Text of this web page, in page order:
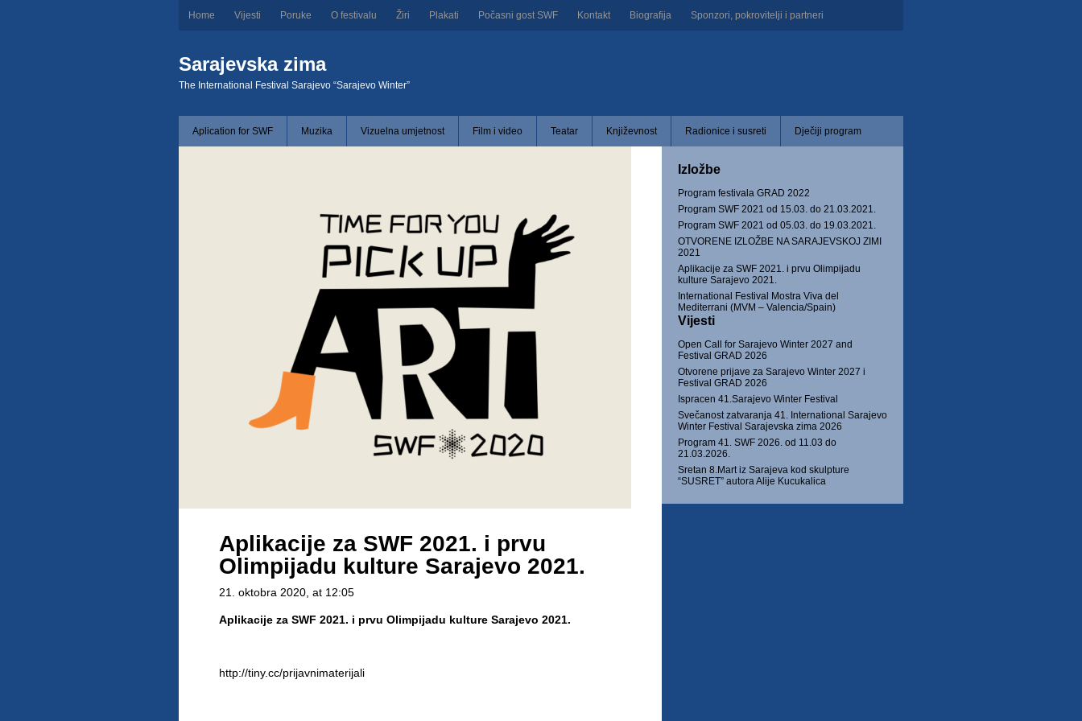
Home Vijesti Poruke O festivalu Žiri Plakati Počasni gost SWF Kontakt Biografija Sponzori, pokrovitelji i partneri
Sarajevska zima
The International Festival Sarajevo “Sarajevo Winter”
Aplication for SWF Muzika Vizuelna umjetnost Film i video Teatar Književnost Radionice i susreti Dječiji program
Aplikacije za SWF 2021. i prvu
Olimpijadu kulture Sarajevo 2021.
21. oktobra 2020 , at 12:05
Aplikacije za SWF 2021. i prvu Olimpijadu kulture Sarajevo 2021.
http://tiny.cc/prijavnimaterijali
Izložbe
Program festivala GRAD 2022
Program SWF 2021 od 15.03. do 21.03.2021.
Program SWF 2021 od 05.03. do 19.03.2021.
OTVORENE IZLOŽBE NA SARAJEVSKOJ ZIMI
2021
Aplikacije za SWF 2021. i prvu Olimpijadu
kulture Sarajevo 2021.
International Festival Mostra Viva del
Mediterrani (MVM – Valencia/Spain)
Vijesti
Open Call for Sarajevo Winter 2027 and
Festival GRAD 2026
Otvorene prijave za Sarajevo Winter 2027 i
Festival GRAD 2026
Ispracen 41.Sarajevo Winter Festival
Svečanost zatvaranja 41. International Sarajevo
Winter Festival Sarajevska zima 2026
Program 41. SWF 2026. od 11.03 do
21.03.2026.
Sretan 8.Mart iz Sarajeva kod skulpture
“SUSRET” autora Alije Kucukalica